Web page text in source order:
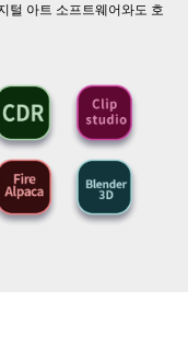
털 아트 소프트웨어와도 호